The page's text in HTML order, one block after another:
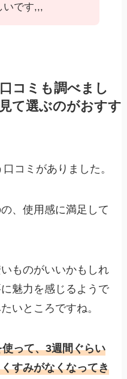
いです,,,
コミも調べまし
て選ぶのがおすす
口コミがありました。
、使用感に満足して
ものがいいかもしれ
魅力を感じるようで
いところですね。
って、3週間ぐらい
すみがなくなってき